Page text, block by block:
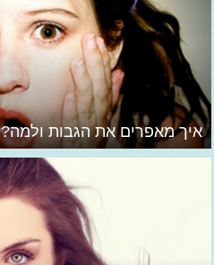
איך מאפרים את הגבות ולמה?